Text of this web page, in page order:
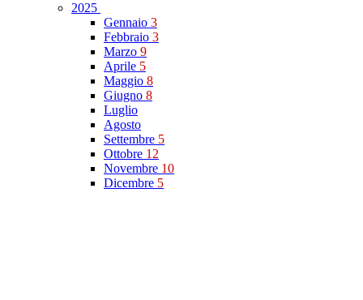
2025
Gennaio 3
Febbraio 3
Marzo 9
Aprile 5
Maggio 8
Giugno 8
Luglio
Agosto
Settembre 5
Ottobre 12
Novembre 10
Dicembre 5